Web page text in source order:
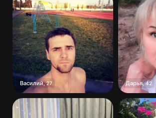
Василий,27 Дарья,42